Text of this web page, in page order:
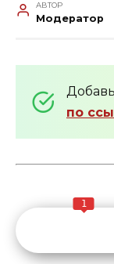
АВТОР
Модератор
по
1